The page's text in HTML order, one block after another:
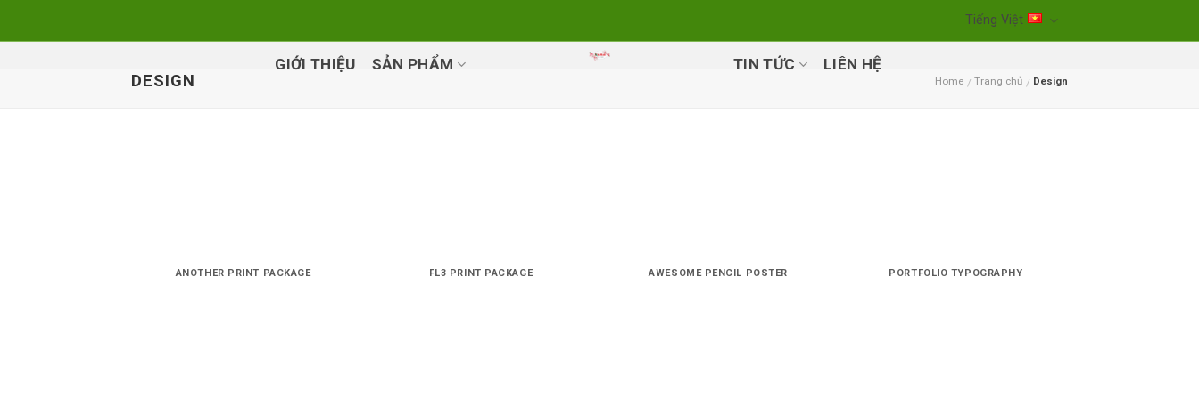
Tiếng Việt
GIỚI THIỆU SẢN PHẨM TIN TỨC LIÊN HỆ
DESIGN Home / Trang chủ / Design
ANOTHER PRINT PACKAGE FL3 PRINT PACKAGE AWESOME PENCIL POSTER PORTFOLIO TYPOGRAPHY